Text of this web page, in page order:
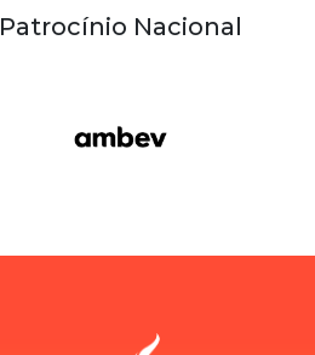
Patrocínio Nacional